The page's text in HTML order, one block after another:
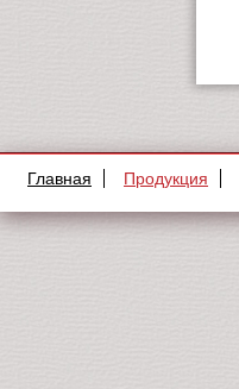
Главная Продукция